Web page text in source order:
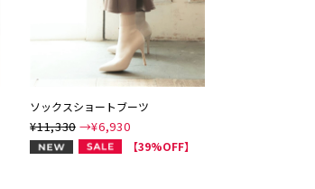
ソックスショートブーツ
¥11,330 →¥6,930
NEW 【39%OFF】